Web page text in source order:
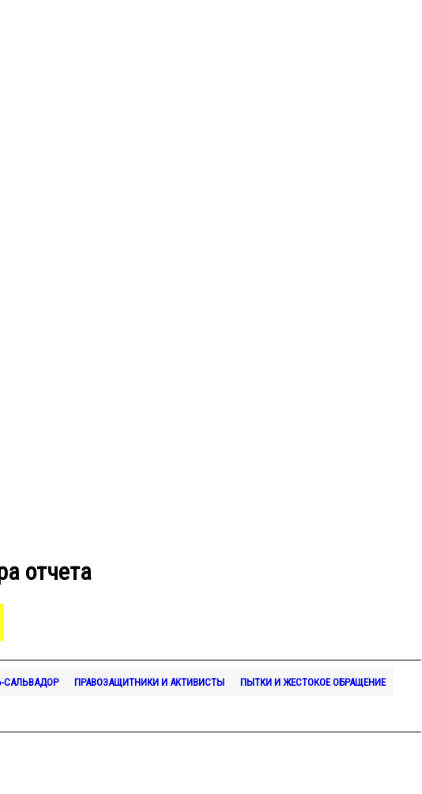
отчета
САЛЬВАДОР ПРАВОЗАЩИТНИКИ И АКТИВИСТЫ ПЫТКИ И ЖЕСТОКОЕ ОБРАЩЕНИЕ